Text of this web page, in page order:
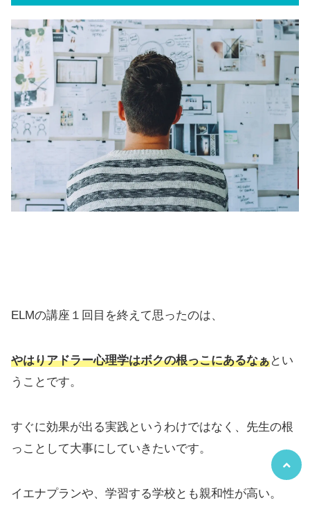
ELMの講座１回目を終えて思ったのは、
やはりアドラー心理学はボクの根っこにあるなぁとい
うことです。
すぐに効果が出る実践というわけではなく、先生の根
っことして大事にしていきたいです。
イエナプランや、学習する学校とも親和性が高い。